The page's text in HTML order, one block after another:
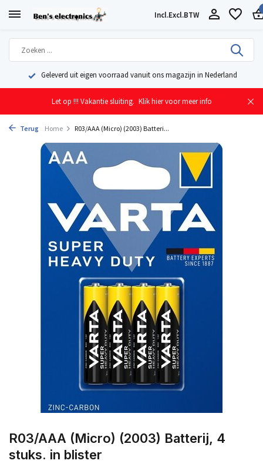
Incl.Excl.BTW
Geleverd uit eigen voorraad vanuit ons magazijn in Nederland
Let op !!! Vakantie sluiting. Klik hier voor meer info
Terug Home R03/AAA (Micro) (2003) Batteri...
R03/AAA (Micro) (2003) Batterij, 4
stuks. in blister